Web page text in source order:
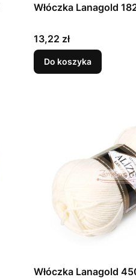
Włóczka Lanagold
Cena
13,22 zł
Do koszyka
Włóczka Lanagold